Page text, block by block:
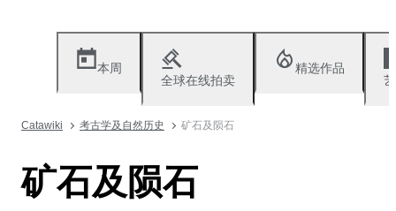
本周
全球在线拍卖
精选作品
Catawiki 考古学及自然历史 矿石及陨石
矿石及陨石